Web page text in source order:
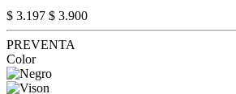
$ 3.197 $ 3.900
PREVENTA
Color